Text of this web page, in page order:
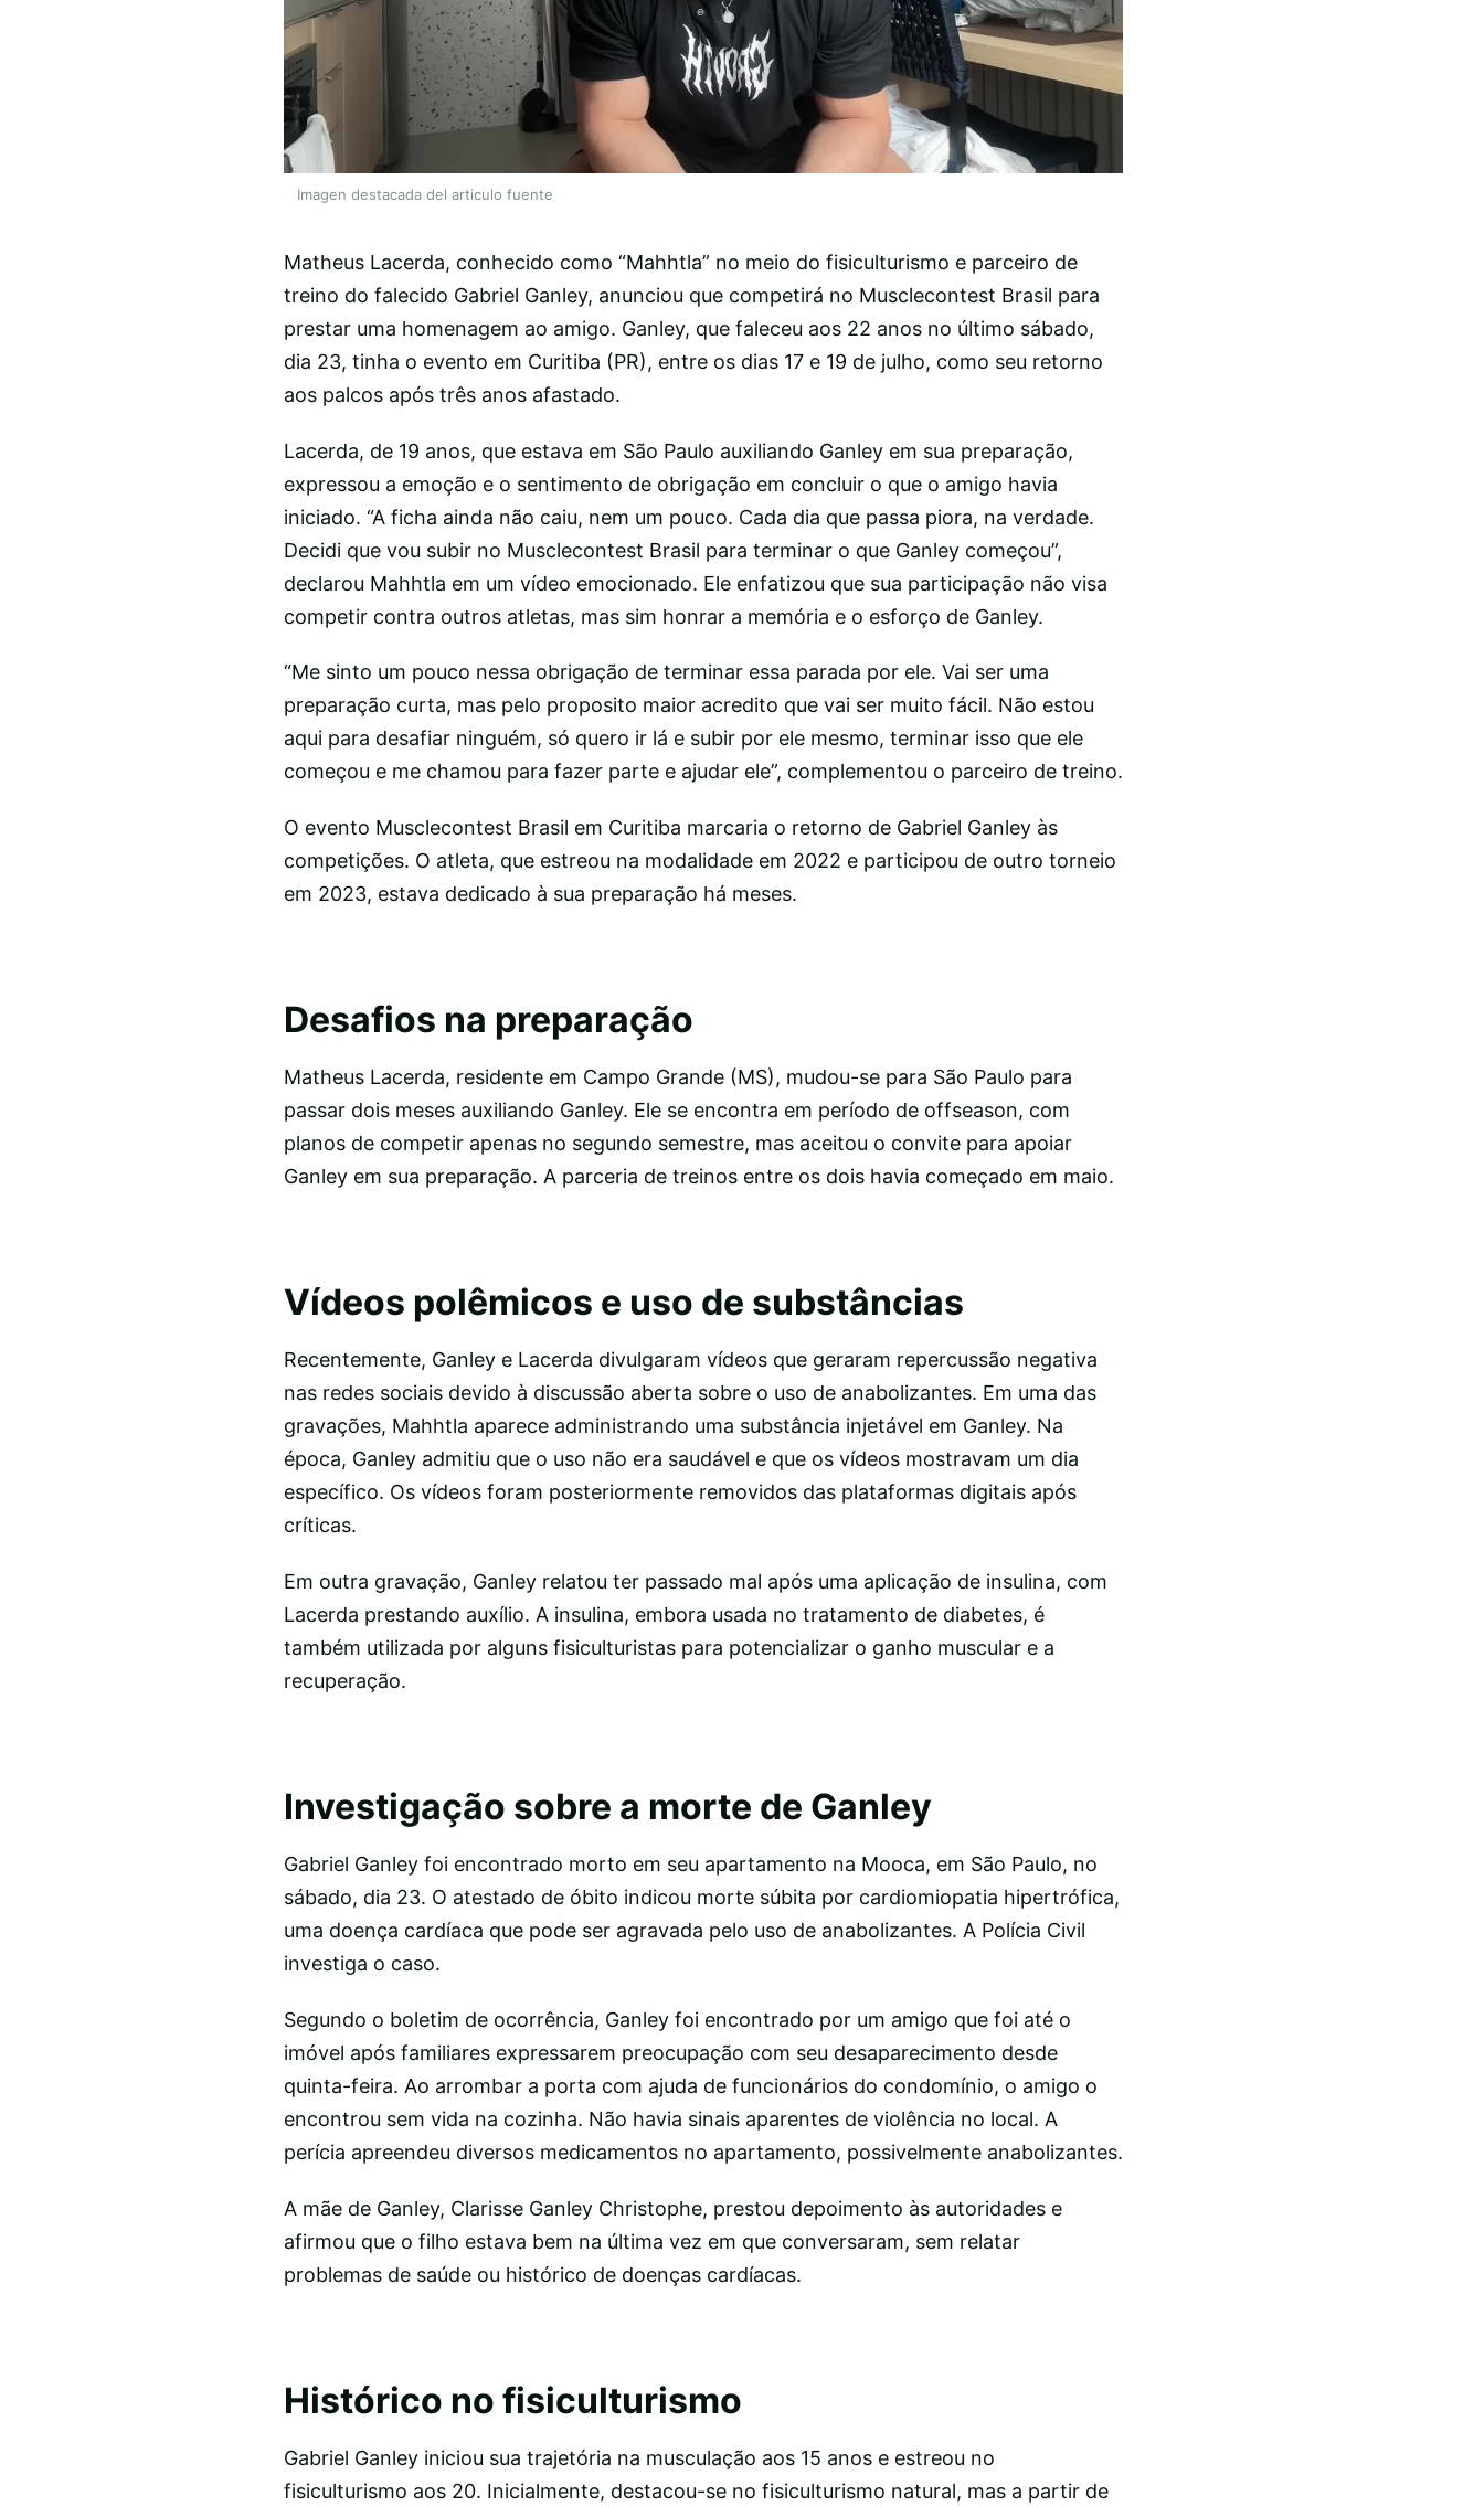
Imagen destacada del articulo fuente
Matheus Lacerda, conhecido como “Mahhtla” no meio do fisiculturismo e parceiro de
treino do falecido Gabriel Ganley, anunciou que competirá no Musclecontest Brasil para
prestar uma homenagem ao amigo. Ganley, que faleceu aos 22 anos no último sábado,
dia 23, tinha o evento em Curitiba (PR), entre os dias 17 e 19 de julho, como seu retorno
aos palcos após três anos afastado.
Lacerda, de 19 anos, que estava em São Paulo auxiliando Ganley em sua preparação,
expressou a emoção e o sentimento de obrigação em concluir o que o amigo havia
iniciado. “A ficha ainda não caiu, nem um pouco. Cada dia que passa piora, na verdade.
Decidi que vou subir no Musclecontest Brasil para terminar o que Ganley começou”,
declarou Mahhtla em um vídeo emocionado. Ele enfatizou que sua participação não visa
competir contra outros atletas, mas sim honrar a memória e o esforço de Ganley.
“Me sinto um pouco nessa obrigação de terminar essa parada por ele. Vai ser uma
preparação curta, mas pelo proposito maior acredito que vai ser muito fácil. Não estou
aqui para desafiar ninguém, só quero ir lá e subir por ele mesmo, terminar isso que ele
começou e me chamou para fazer parte e ajudar ele”, complementou o parceiro de treino.
O evento Musclecontest Brasil em Curitiba marcaria o retorno de Gabriel Ganley às
competições. O atleta, que estreou na modalidade em 2022 e participou de outro torneio
em 2023, estava dedicado à sua preparação há meses.
Desafios na preparação
Matheus Lacerda, residente em Campo Grande (MS), mudou-se para São Paulo para
passar dois meses auxiliando Ganley. Ele se encontra em período de offseason, com
planos de competir apenas no segundo semestre, mas aceitou o convite para apoiar
Ganley em sua preparação. A parceria de treinos entre os dois havia começado em maio.
Vídeos polêmicos e uso de substâncias
Recentemente, Ganley e Lacerda divulgaram vídeos que geraram repercussão negativa
nas redes sociais devido à discussão aberta sobre o uso de anabolizantes. Em uma das
gravações, Mahhtla aparece administrando uma substância injetável em Ganley. Na
época, Ganley admitiu que o uso não era saudável e que os vídeos mostravam um dia
específico. Os vídeos foram posteriormente removidos das plataformas digitais após
críticas.
Em outra gravação, Ganley relatou ter passado mal após uma aplicação de insulina, com
Lacerda prestando auxílio. A insulina, embora usada no tratamento de diabetes, é
também utilizada por alguns fisiculturistas para potencializar o ganho muscular e a
recuperação.
Investigação sobre a morte de Ganley
Gabriel Ganley foi encontrado morto em seu apartamento na Mooca, em São Paulo, no
sábado, dia 23. O atestado de óbito indicou morte súbita por cardiomiopatia hipertrófica,
uma doença cardíaca que pode ser agravada pelo uso de anabolizantes. A Polícia Civil
investiga o caso.
Segundo o boletim de ocorrência, Ganley foi encontrado por um amigo que foi até o
imóvel após familiares expressarem preocupação com seu desaparecimento desde
quinta-feira. Ao arrombar a porta com ajuda de funcionários do condomínio, o amigo o
encontrou sem vida na cozinha. Não havia sinais aparentes de violência no local. A
perícia apreendeu diversos medicamentos no apartamento, possivelmente anabolizantes.
A mãe de Ganley, Clarisse Ganley Christophe, prestou depoimento às autoridades e
afirmou que o filho estava bem na última vez em que conversaram, sem relatar
problemas de saúde ou histórico de doenças cardíacas.
Histórico no fisiculturismo
Gabriel Ganley iniciou sua trajetória na musculação aos 15 anos e estreou no
fisiculturismo aos 20. Inicialmente, destacou-se no fisiculturismo natural, mas a partir de